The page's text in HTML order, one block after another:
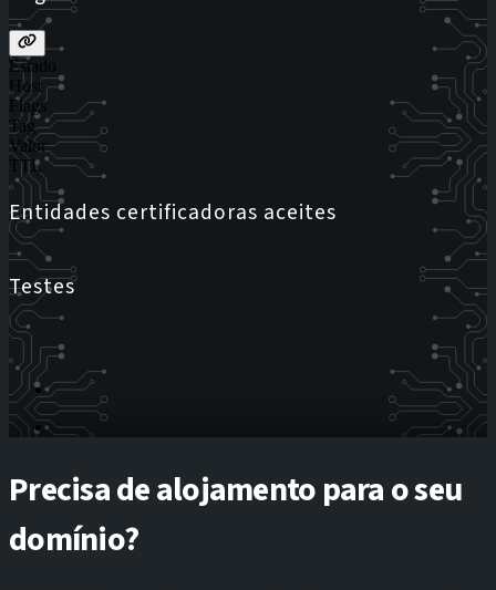
Estado
Host
Flags
Tag
Valor
TTL
Entidades certificadoras aceites
Testes
Precisa de alojamento para o seu
domínio?